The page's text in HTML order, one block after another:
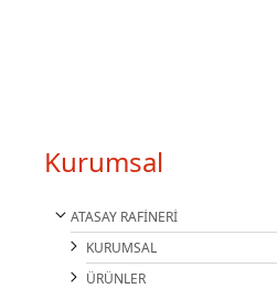
Kurumsal
ATASAY RAFİNERİ
KURUMSAL
ÜRÜNLER